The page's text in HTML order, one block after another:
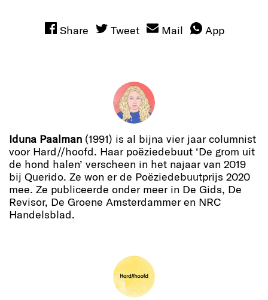
Share Tweet Mail App
Iduna Paalman (1991) is al bijna vier jaar columnist
voor Hard//hoofd. Haar poëziedebuut ‘De grom uit
de hond halen’ verscheen in het najaar van 2019
bij Querido. Ze won er de Poëziedebuutprijs 2020
mee. Ze publiceerde onder meer in De Gids, De
Revisor, De Groene Amsterdammer en NRC
Handelsblad.